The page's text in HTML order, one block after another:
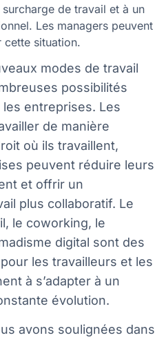
de travail et à un
Les managers peuvent
cette situation.
modes de travail
possibilités
entreprises. Les
de manière
où ils travaillent,
peuvent réduire leurs
et offrir un
plus collaboratif. Le
le coworking, le
digital sont des
les travailleurs et les
à s’adapter à un
évolution.
avons soulignées dans